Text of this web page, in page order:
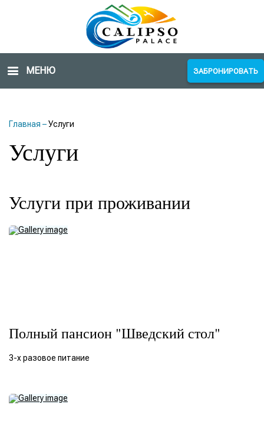
МЕНЮ ЗАБРОНИРОВАТЬ
Главная –Услуги
Услуги
Услуги при проживании
Полный пансион "Шведский стол"
3-х разовое питание